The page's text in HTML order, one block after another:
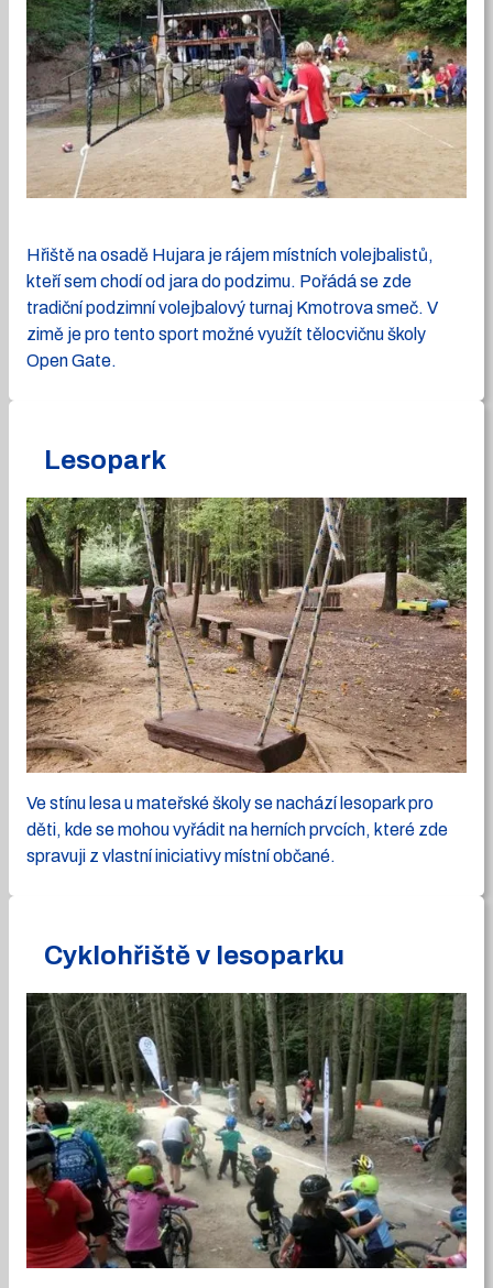
Hřiště na osadě Hujara je rájem místních volejbalistů,
kteří sem chodí od jara do podzimu. Pořádá se zde
tradiční podzimní volejbalový turnaj Kmotrova smeč. V
zimě je pro tento sport možné využít tělocvičnu školy
Open Gate.
Lesopark
Ve stínu lesa u mateřské školy se nachází lesopark pro
děti, kde se mohou vyřádit na herních prvcích, které zde
spravuji z vlastní iniciativy místní občané.
Cyklohřiště v lesoparku